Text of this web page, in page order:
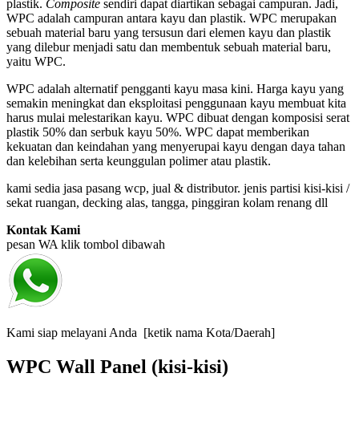
plastik. Composite sendiri dapat diartikan sebagai campuran. Jadi,
WPC adalah campuran antara kayu dan plastik. WPC merupakan
sebuah material baru yang tersusun dari elemen kayu dan plastik
yang dilebur menjadi satu dan membentuk sebuah material baru,
yaitu WPC.
WPC adalah alternatif pengganti kayu masa kini. Harga kayu yang
semakin meningkat dan eksploitasi penggunaan kayu membuat kita
harus mulai melestarikan kayu. WPC dibuat dengan komposisi serat
plastik 50% dan serbuk kayu 50%. WPC dapat memberikan
kekuatan dan keindahan yang menyerupai kayu dengan daya tahan
dan kelebihan serta keunggulan polimer atau plastik.
kami sedia jasa pasang wcp, jual & distributor. jenis partisi kisi-kisi /
sekat ruangan, decking alas, tangga, pinggiran kolam renang dll
Kontak Kami
pesan WA klik tombol dibawah
Kami siap melayani Anda [ketik nama Kota/Daerah]
WPC Wall Panel (kisi-kisi)